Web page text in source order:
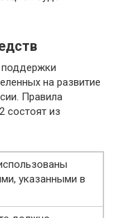
поддержки
на развитие
Правила
состоят из
указанными в